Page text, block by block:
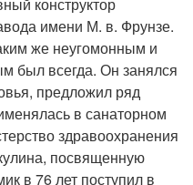
имени М. в. Фрунзе.
же неугомонным и
был всегда. Он занялся
предложил ряд
в санаторном
здравоохранения
посвященную
в 76 лет поступил в